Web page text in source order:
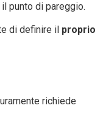
punto di pareggio.
di definire il proprio
richiede